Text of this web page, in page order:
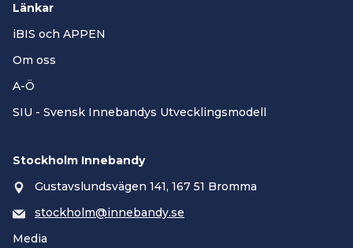
Länkar
iBIS och APPEN
Om oss
A-Ö
SIU - Svensk Innebandys Utvecklingsmodell
Stockholm Innebandy
Gustavslundsvägen 141, 167 51 Bromma
stockholm@innebandy.se
Media